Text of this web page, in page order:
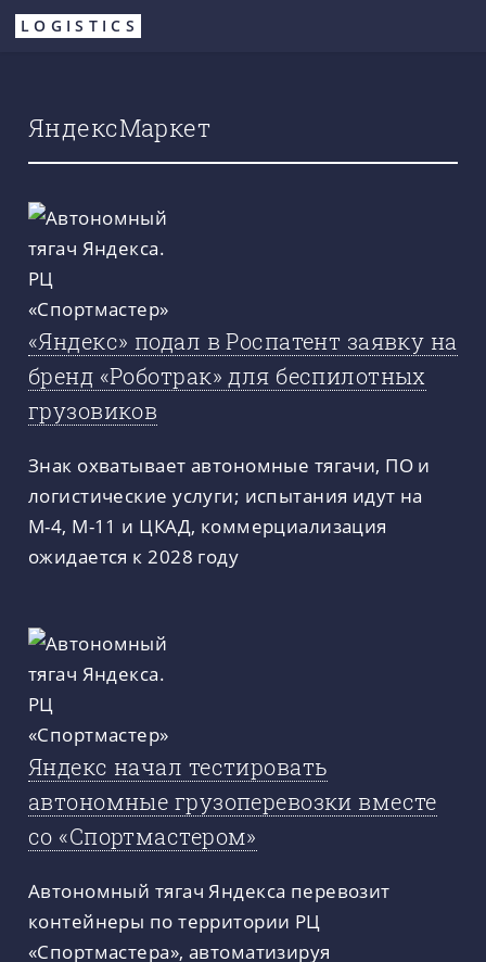
Перейти
LOGISTICS
ЯндексМаркет
«Яндекс» подал в Роспатент заявку на
бренд «Роботрак» для беспилотных
грузовиков
Знак охватывает автономные тягачи, ПО и
логистические услуги; испытания идут на
М-4, М-11 и ЦКАД, коммерциализация
ожидается к 2028 году
Яндекс начал тестировать
автономные грузоперевозки вместе
со «Спортмастером»
Автономный тягач Яндекса перевозит
контейнеры по территории РЦ
«Спортмастера», автоматизируя